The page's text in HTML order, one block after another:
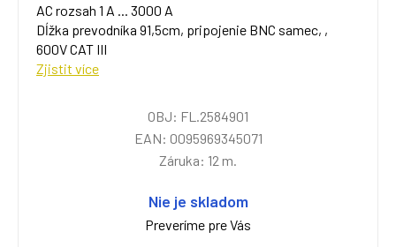
AC rozsah 1 A ... 3000 A
Dĺžka prevodníka 91,5cm, pripojenie BNC samec, ,
600V CAT III
Zjistit více
OBJ: FL.2584901
EAN: 0095969345071
Záruka: 12 m.
Nie je skladom
Preveríme pre Vás